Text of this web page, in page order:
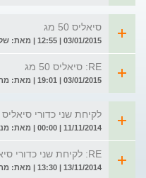
סיאליס 50 מג
03/01/2015 | 12:55 | מאת: שלומי
RE: סיאליס 50 מג
03/01/2015 | 19:01 | מאת: מתמצא
לקיחת שני כדורי סיאליס 5 במקום עשר
11/11/2014 | 00:00 | מאת: מנחם
RE: לקיחת שני כדורי סיאליס 5 במקום עשר
13/11/2014 | 13:30 | מאת: מתמצא